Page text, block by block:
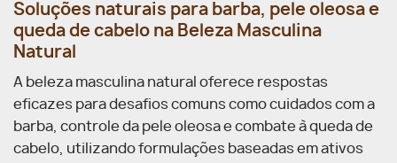
Soluções naturais para barba, pele oleosa e
queda de cabelo na Beleza Masculina
Natural
A beleza masculina natural oferece respostas
eficazes para desafios comuns como cuidados com a
barba, controle da pele oleosa e combate à queda de
cabelo, utilizando formulações baseadas em ativos